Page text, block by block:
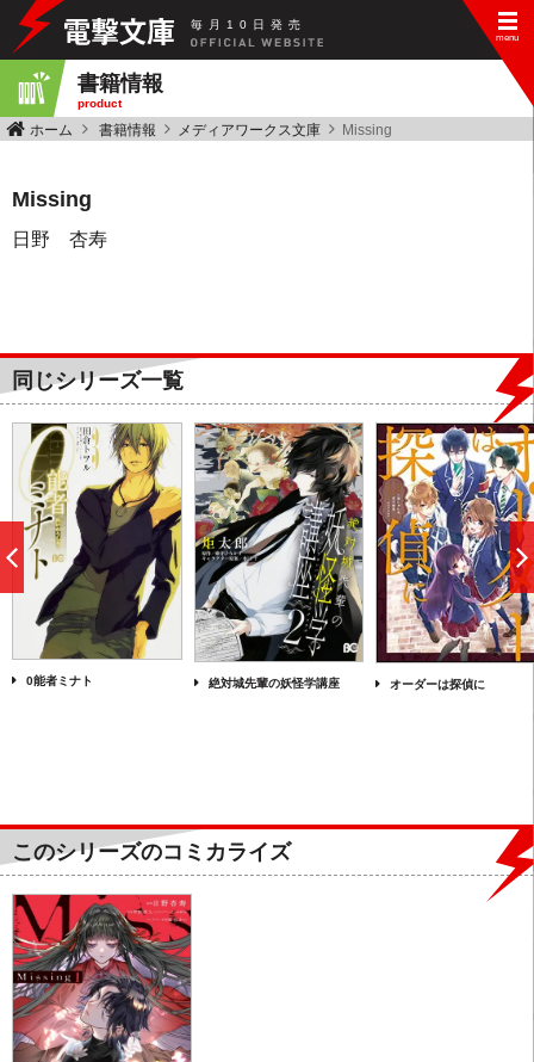
毎 月 10 日 発 売
書籍情報
product
ホーム 書籍情報 メディアワークス文庫 Missing
Missing
日野 杏寿
同じシリーズ一覧
0能者ミナト 絶対城先輩の妖怪学講座 オーダーは探偵に
このシリーズのコミカライズ